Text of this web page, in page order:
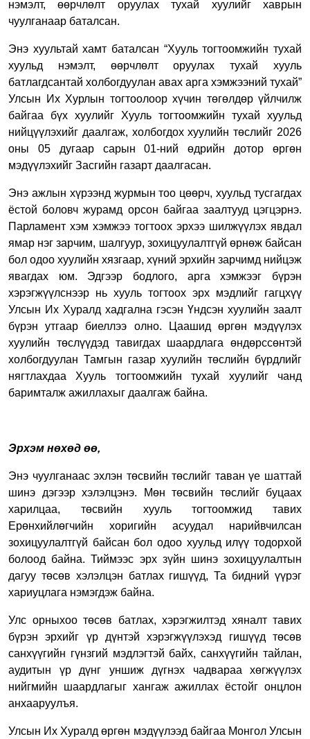
нэмэлт, өөрчлөлт оруулах тухай хуулийг хаврын
чуулганаар баталсан.
Энэ хуультай хамт баталсан “Хууль тогтоомжийн тухай
хуульд нэмэлт, өөрчлөлт оруулах тухай хууль
батлагдсантай холбогдуулан авах арга хэмжээний тухай”
Улсын Их Хурлын тогтоолоор хүчин төгөлдөр үйлчилж
байгаа бүх хуулийг Хууль тогтоомжийн тухай хуульд
нийцүүлэхийг даалгаж, холбогдох хуулийн төслийг 2026
оны 05 дугаар сарын 01-ний өдрийн дотор өргөн
мэдүүлэхийг Засгийн газарт даалгасан.
Энэ ажлын хүрээнд журмын тоо цөөрч, хуульд тусгагдах
ёстой боловч журамд орсон байгаа заалтууд цэгцэрнэ.
Парламент хэм хэмжээ тогтоох эрхээ шилжүүлэх явдал
ямар нэг зарчим, шалгуур, зохицуулалтгүй өрнөж байсан
бол одоо хуулийн хязгаар, хүний эрхийн зарчимд нийцэж
явагдах юм. Эдгээр бодлого, арга хэмжээг бүрэн
хэрэгжүүлснээр нь хууль тогтоох эрх мэдлийг гагцхүү
Улсын Их Хуралд хадгална гэсэн Үндсэн хуулийн заалт
бүрэн утгаар биеллээ олно. Цаашид өргөн мэдүүлэх
хуулийн төслүүдэд тавигдах шаардлага өндөрссөнтэй
холбогдуулан Тамгын газар хуулийн төслийн бүрдлийг
нягтлахдаа Хууль тогтоомжийн тухай хуулийг чанд
баримталж ажиллахыг даалгаж байна.
Эрхэм нөхөд өө,
Энэ чуулганаас эхлэн төсвийн төслийг таван үе шаттай
шинэ дэгээр хэлэлцэнэ. Мөн төсвийн төслийг буцаах
харилцаа, төсвийн хууль тогтоомжид тавих
Ерөнхийлөгчийн хоригийн асуудал нарийвчилсан
зохицуулалтгүй байсан бол одоо хуульд илүү тодорхой
болоод байна. Тиймээс эрх зүйн шинэ зохицуулалтын
дагуу төсөв хэлэлцэн батлах гишүүд, Та бидний үүрэг
хариуцлага нэмэгдэж байна.
Улс орныхоо төсөв батлах, хэрэгжилтэд хяналт тавих
бүрэн эрхийг үр дүнтэй хэрэгжүүлэхэд гишүүд төсөв
санхүүгийн гүнзгий мэдлэгтэй байх, санхүүгийн тайлан,
аудитын үр дүнг уншиж дүгнэх чадвараа хөгжүүлэх
нийгмийн шаардлагыг хангаж ажиллах ёстойг онцлон
анхааруулъя.
Улсын Их Хуралд өргөн мэдүүлээд байгаа Монгол Улсын